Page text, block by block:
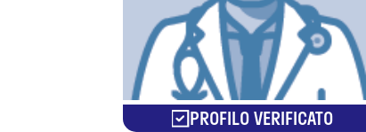
PROFILO VERIFICATO